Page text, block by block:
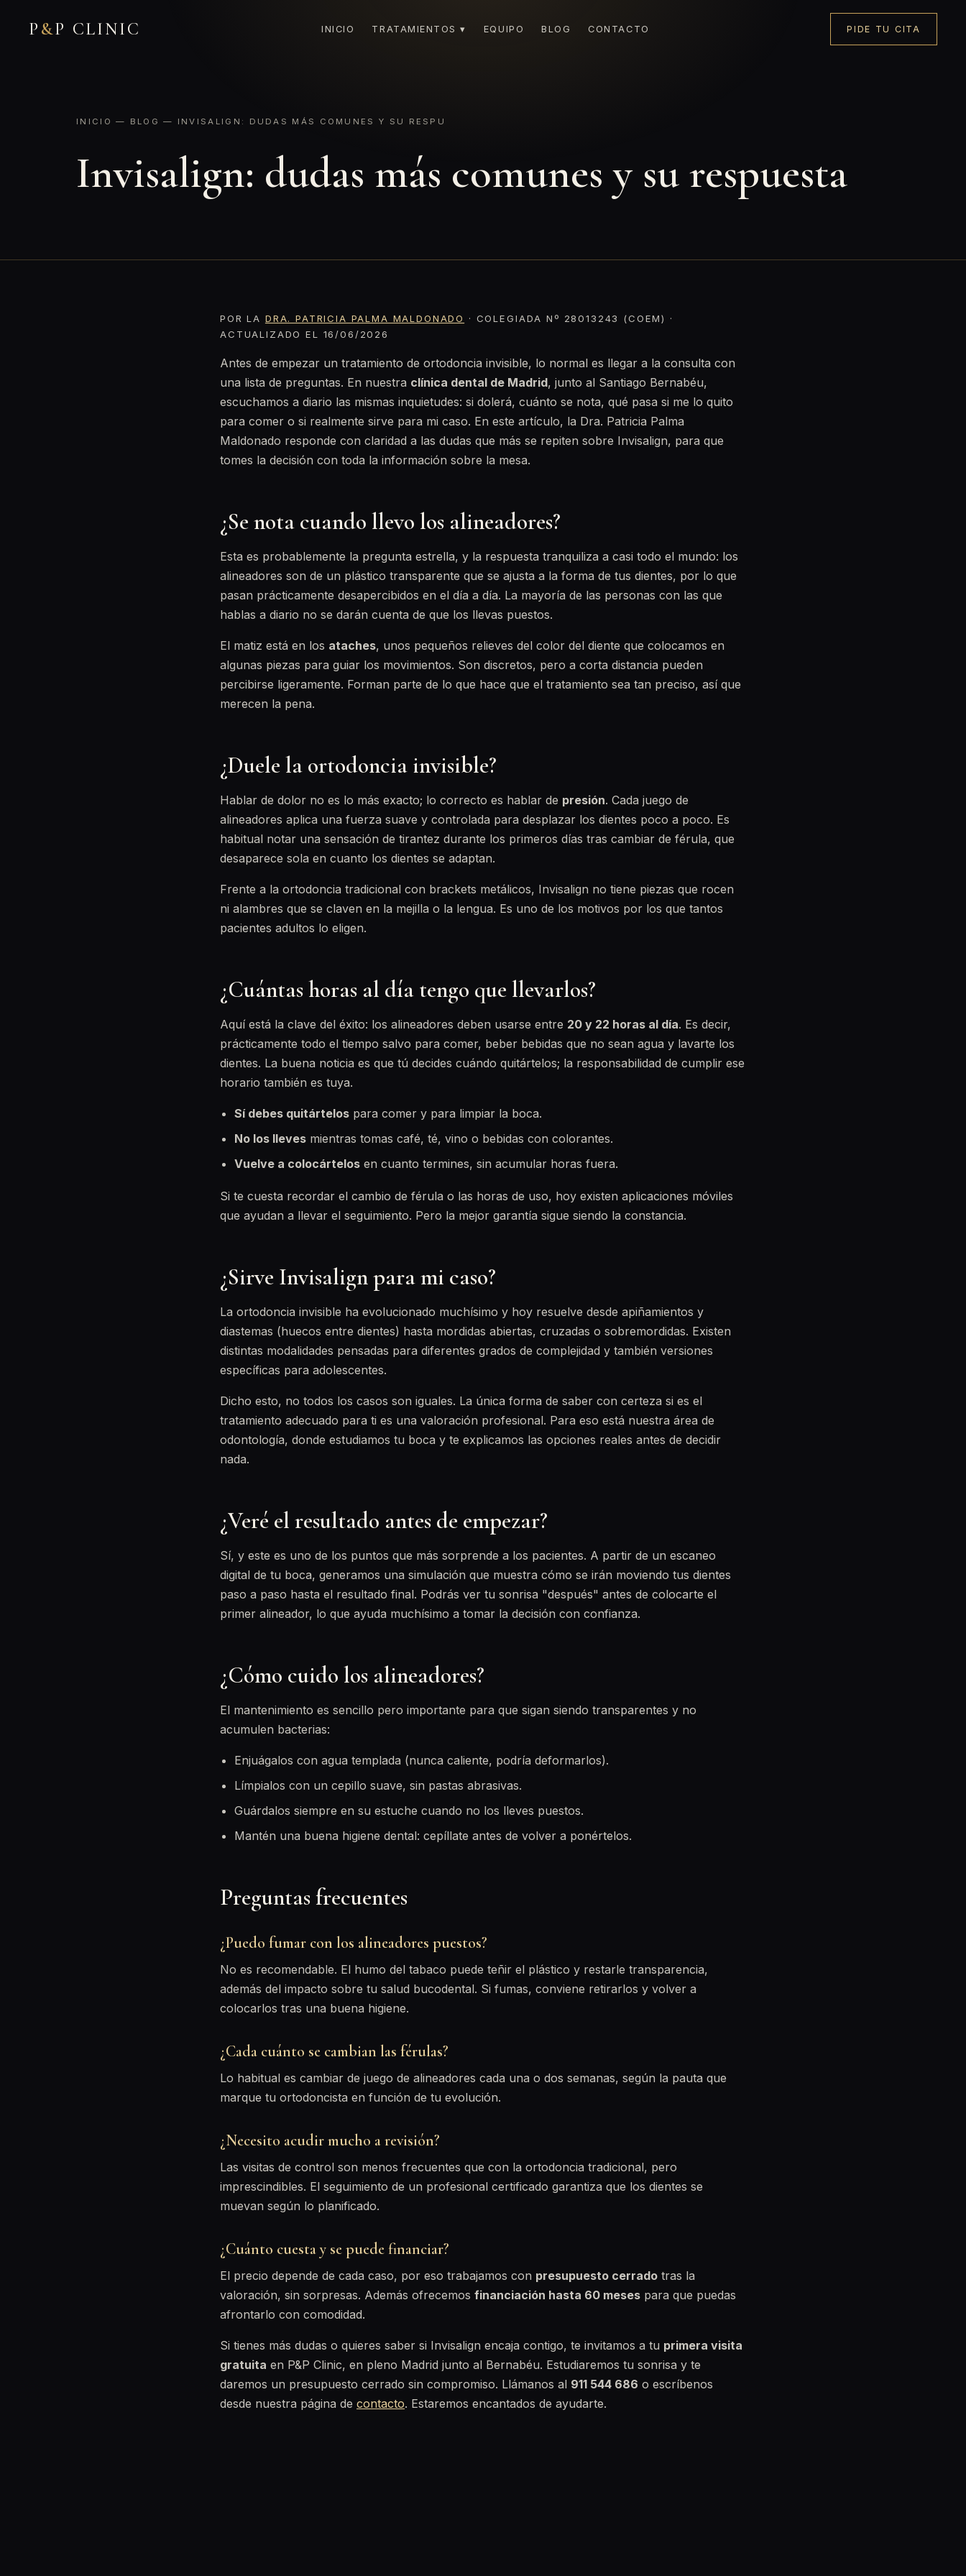
P &P CLINIC INICIO TRATAMIENTOS ▾ EQUIPO BLOG CONTACTO PIDE TU CITA
INICIO — BLOG — INVISALIGN: DUDAS MÁS COMUNES Y SU RESPU
Invisalign: dudas más comunes y su respuesta
POR LA DRA. PATRICIA PALMA MALDONADO
· COLEGIADA Nº 28013243 (COEM) ·
ACTUALIZADO EL 16/06/2026
Antes de empezar un tratamiento de ortodoncia invisible, lo normal es llegar a la consulta con
una lista de preguntas. En nuestra clínica dental de Madrid, junto al Santiago Bernabéu,
escuchamos a diario las mismas inquietudes: si dolerá, cuánto se nota, qué pasa si me lo quito
para comer o si realmente sirve para mi caso. En este artículo, la Dra. Patricia Palma
Maldonado responde con claridad a las dudas que más se repiten sobre Invisalign, para que
tomes la decisión con toda la información sobre la mesa.
¿Se nota cuando llevo los alineadores?
Esta es probablemente la pregunta estrella, y la respuesta tranquiliza a casi todo el mundo: los
alineadores son de un plástico transparente que se ajusta a la forma de tus dientes, por lo que
pasan prácticamente desapercibidos en el día a día. La mayoría de las personas con las que
hablas a diario no se darán cuenta de que los llevas puestos.
El matiz está en los ataches, unos pequeños relieves del color del diente que colocamos en
algunas piezas para guiar los movimientos. Son discretos, pero a corta distancia pueden
percibirse ligeramente. Forman parte de lo que hace que el tratamiento sea tan preciso, así que
merecen la pena.
¿Duele la ortodoncia invisible?
Hablar de dolor no es lo más exacto; lo correcto es hablar de presión. Cada juego de
alineadores aplica una fuerza suave y controlada para desplazar los dientes poco a poco. Es
habitual notar una sensación de tirantez durante los primeros días tras cambiar de férula, que
desaparece sola en cuanto los dientes se adaptan.
Frente a la ortodoncia tradicional con brackets metálicos, Invisalign no tiene piezas que rocen
ni alambres que se claven en la mejilla o la lengua. Es uno de los motivos por los que tantos
pacientes adultos lo eligen.
¿Cuántas horas al día tengo que llevarlos?
Aquí está la clave del éxito: los alineadores deben usarse entre 20 y 22 horas al día. Es decir,
prácticamente todo el tiempo salvo para comer, beber bebidas que no sean agua y lavarte los
dientes. La buena noticia es que tú decides cuándo quitártelos; la responsabilidad de cumplir ese
horario también es tuya.
Sí debes quitártelos para comer y para limpiar la boca.
No los lleves mientras tomas café, té, vino o bebidas con colorantes.
Vuelve a colocártelos en cuanto termines, sin acumular horas fuera.
Si te cuesta recordar el cambio de férula o las horas de uso, hoy existen aplicaciones móviles
que ayudan a llevar el seguimiento. Pero la mejor garantía sigue siendo la constancia.
¿Sirve Invisalign para mi caso?
La ortodoncia invisible ha evolucionado muchísimo y hoy resuelve desde apiñamientos y
diastemas (huecos entre dientes) hasta mordidas abiertas, cruzadas o sobremordidas. Existen
distintas modalidades pensadas para diferentes grados de complejidad y también versiones
específicas para adolescentes.
Dicho esto, no todos los casos son iguales. La única forma de saber con certeza si es el
tratamiento adecuado para ti es una valoración profesional. Para eso está nuestra área de
odontología, donde estudiamos tu boca y te explicamos las opciones reales antes de decidir
nada.
¿Veré el resultado antes de empezar?
Sí, y este es uno de los puntos que más sorprende a los pacientes. A partir de un escaneo
digital de tu boca, generamos una simulación que muestra cómo se irán moviendo tus dientes
paso a paso hasta el resultado final. Podrás ver tu sonrisa "después" antes de colocarte el
primer alineador, lo que ayuda muchísimo a tomar la decisión con confianza.
¿Cómo cuido los alineadores?
El mantenimiento es sencillo pero importante para que sigan siendo transparentes y no
acumulen bacterias:
Enjuágalos con agua templada (nunca caliente, podría deformarlos).
Límpialos con un cepillo suave, sin pastas abrasivas.
Guárdalos siempre en su estuche cuando no los lleves puestos.
Mantén una buena higiene dental: cepíllate antes de volver a ponértelos.
Preguntas frecuentes
¿Puedo fumar con los alineadores puestos?
No es recomendable. El humo del tabaco puede teñir el plástico y restarle transparencia,
además del impacto sobre tu salud bucodental. Si fumas, conviene retirarlos y volver a
colocarlos tras una buena higiene.
¿Cada cuánto se cambian las férulas?
Lo habitual es cambiar de juego de alineadores cada una o dos semanas, según la pauta que
marque tu ortodoncista en función de tu evolución.
¿Necesito acudir mucho a revisión?
Las visitas de control son menos frecuentes que con la ortodoncia tradicional, pero
imprescindibles. El seguimiento de un profesional certificado garantiza que los dientes se
muevan según lo planificado.
¿Cuánto cuesta y se puede financiar?
El precio depende de cada caso, por eso trabajamos con presupuesto cerrado tras la
valoración, sin sorpresas. Además ofrecemos financiación hasta 60 meses para que puedas
afrontarlo con comodidad.
Si tienes más dudas o quieres saber si Invisalign encaja contigo, te invitamos a tu primera visita
gratuita en P&P Clinic, en pleno Madrid junto al Bernabéu. Estudiaremos tu sonrisa y te
daremos un presupuesto cerrado sin compromiso. Llámanos al 911 544 686 o escríbenos
desde nuestra página de contacto. Estaremos encantados de ayudarte.